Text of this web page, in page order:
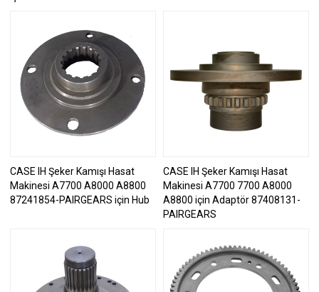
CASE IH Şeker Kamışı Hasat
Makinesi A7700 A8000 A8800
87241854-PAIRGEARS için Hub
CASE IH Şeker Kamışı Hasat
Makinesi A7700 7700 A8000
A8800 için Adaptör 87408131-
PAIRGEARS